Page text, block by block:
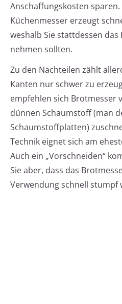
Anschaffungskosten sparen.
Küchenmesser erzeugt
weshalb Sie stattdessen
nehmen sollten.
Zu den Nachteilen zählt
Kanten nur schwer zu
empfehlen sich Brotmesser
dünnen Schaumstoff (man
Schaumstoffplatten)
Technik eignet sich am
Auch ein „Vorschneiden“
Sie aber, dass das
Verwendung schnell stumpf